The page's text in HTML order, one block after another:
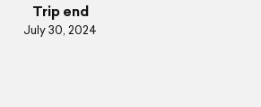
Trip end
July 30, 2024